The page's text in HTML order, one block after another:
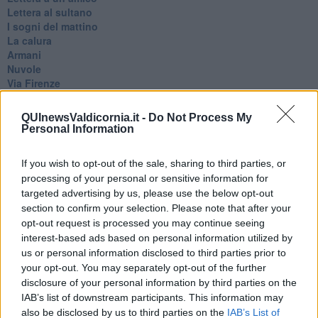
QUInewsValdicornia.it - Do Not Process My
Personal Information
If you wish to opt-out of the sale, sharing to third parties, or
processing of your personal or sensitive information for
targeted advertising by us, please use the below opt-out
section to confirm your selection. Please note that after your
opt-out request is processed you may continue seeing
interest-based ads based on personal information utilized by
us or personal information disclosed to third parties prior to
your opt-out. You may separately opt-out of the further
disclosure of your personal information by third parties on the
IAB’s list of downstream participants. This information may
also be disclosed by us to third parties on the IAB’s List of
Lettera al sultano
I sogni del mattino
La calura
Armani
Nuvole
Via Firenze
Tristezza
I libri
Vivere
Prima di andare via
Triage
Persona
Relitti
Lucio
PRIMO
Sogni & incubi
Accidenti all’amore
Protezione civile
Walter